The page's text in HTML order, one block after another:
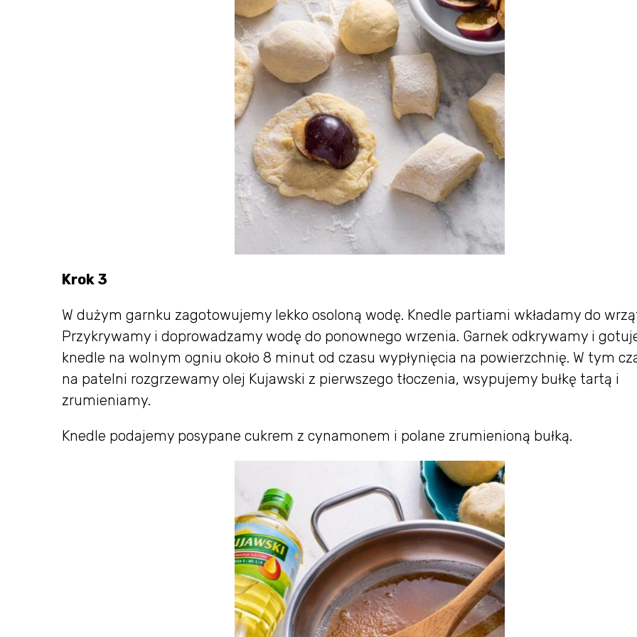
Krok 3
W dużym garnku zagotowujemy lekko osoloną wodę. Knedle partiami wkładamy do
Przykrywamy i doprowadzamy wodę do ponownego wrzenia. Garnek odkrywamy i
knedle na wolnym ogniu około 8 minut od czasu wypłynięcia na powierzchnię. W tym
na patelni rozgrzewamy olej Kujawski z pierwszego tłoczenia, wsypujemy bułkę tartą i
zrumieniamy.
Knedle podajemy posypane cukrem z cynamonem i polane zrumienioną bułką.